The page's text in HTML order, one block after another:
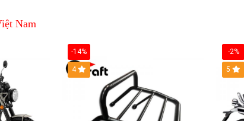
Kawasaki
Z900
ABS
Nam
-14%
4
-2%
5